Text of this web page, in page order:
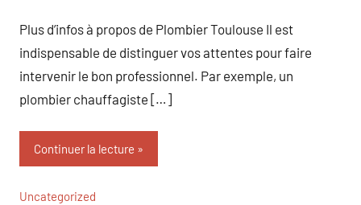
Plus d’infos à propos de Plombier Toulouse Il est
indispensable de distinguer vos attentes pour faire
intervenir le bon professionnel. Par exemple, un
plombier chauffagiste […]
Continuer la lecture
Uncategorized